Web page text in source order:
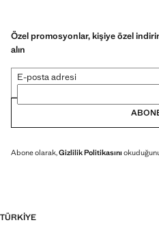
Özel promosyonlar, kişiye özel
alın
E-posta adresi
Abone olarak,Gizlilik Politikasını
TÜRKIYE